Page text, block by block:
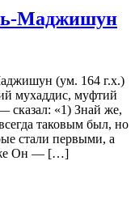
Маджишун
(ум. 164 г.х.)
мухаддис, муфтий
«1) Знай же,
таковым был, но
стали первыми, а
Он — […]